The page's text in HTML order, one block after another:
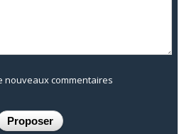
nouveaux commentaires